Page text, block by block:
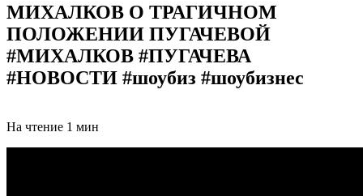
МИХАЛКОВ О ТРАГИЧНОМ
ПОЛОЖЕНИИ ПУГАЧЕВОЙ
#МИХАЛКОВ #ПУГАЧЕВА
#НОВОСТИ #шоубиз #шоубизнес
На чтение 1 мин